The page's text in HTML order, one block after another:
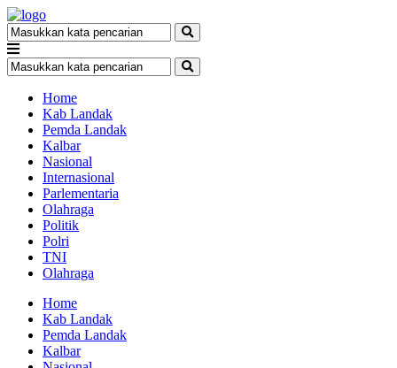
Home
Kab Landak
Pemda Landak
Kalbar
Nasional
Internasional
Parlementaria
Olahraga
Politik
Polri
TNI
Olahraga
Home
Kab Landak
Pemda Landak
Kalbar